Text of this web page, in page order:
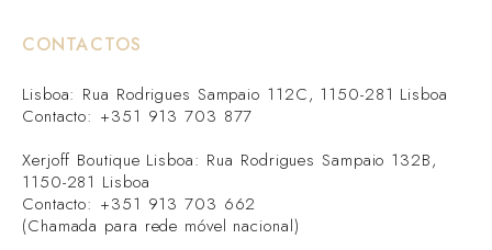
CONTACTOS
Lisboa: Rua Rodrigues Sampaio 112C, 1150-281 Lisboa
Contacto: +351 913 703 877
Xerjoff Boutique Lisboa: Rua Rodrigues Sampaio 132B,
1150-281 Lisboa
Contacto: +351 913 703 662
(Chamada para rede móvel nacional)